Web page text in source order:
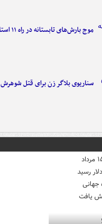
موج بارش‌های تابستانه در راه ۱۱ استان
سناریوی بلاگر زن برای قتل شوهرش
جهانی